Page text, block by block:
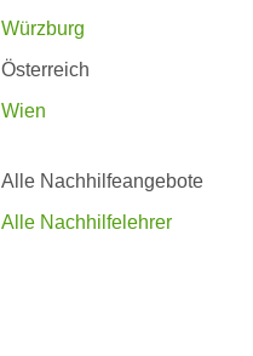
Würzburg
Österreich
Wien
Alle Nachhilfeangebote
Alle Nachhilfelehrer